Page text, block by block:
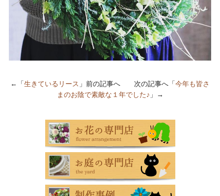
←「生きているリース 」前の記事へ 次の記事へ「今年も皆さ
まのお陰で素敵な１年でした♪ 」→